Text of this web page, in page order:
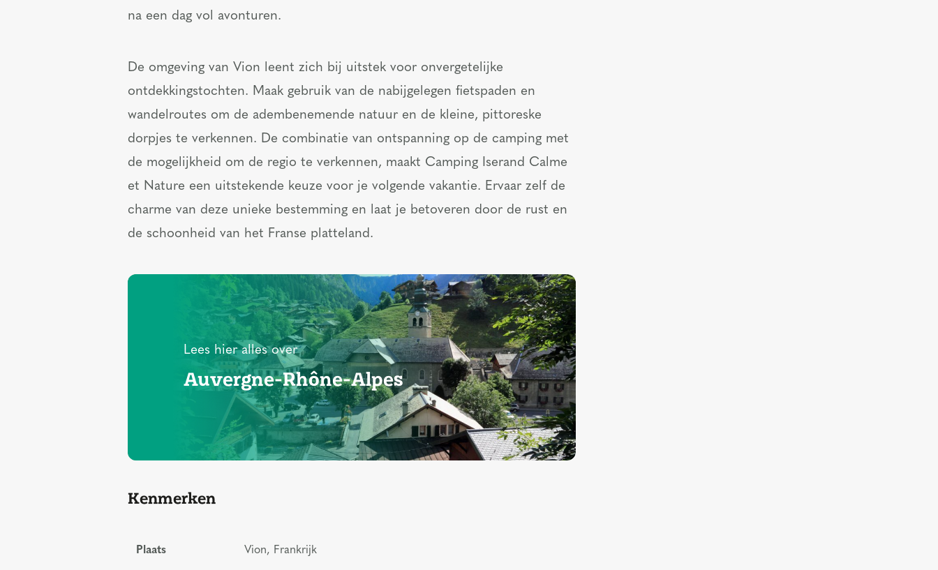
na een dag vol avonturen.
De omgeving van Vion leent zich bij uitstek voor onvergetelijke
ontdekkingstochten. Maak gebruik van de nabijgelegen fietspaden en
wandelroutes om de adembenemende natuur en de kleine, pittoreske
dorpjes te verkennen. De combinatie van ontspanning op de camping met
de mogelijkheid om de regio te verkennen, maakt Camping Iserand Calme
et Nature een uitstekende keuze voor je volgende vakantie. Ervaar zelf de
charme van deze unieke bestemming en laat je betoveren door de rust en
de schoonheid van het Franse platteland.
Lees hier alles over
Auvergne-Rhône-Alpes
Kenmerken
Plaats Vion, Frankrijk